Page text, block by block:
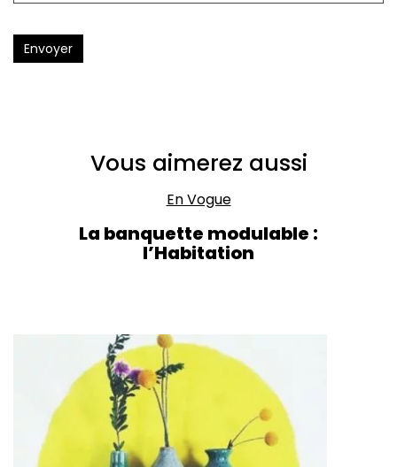
Envoyer
Vous aimerez aussi
En Vogue
La banquette modulable :
l’Habitation